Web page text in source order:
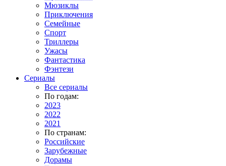
Мюзиклы
Приключения
Семейные
Спорт
Триллеры
Ужасы
Фантастика
Фэнтези
Сериалы
Все сериалы
По годам:
2023
2022
2021
По странам:
Российские
Зарубежные
Дорамы